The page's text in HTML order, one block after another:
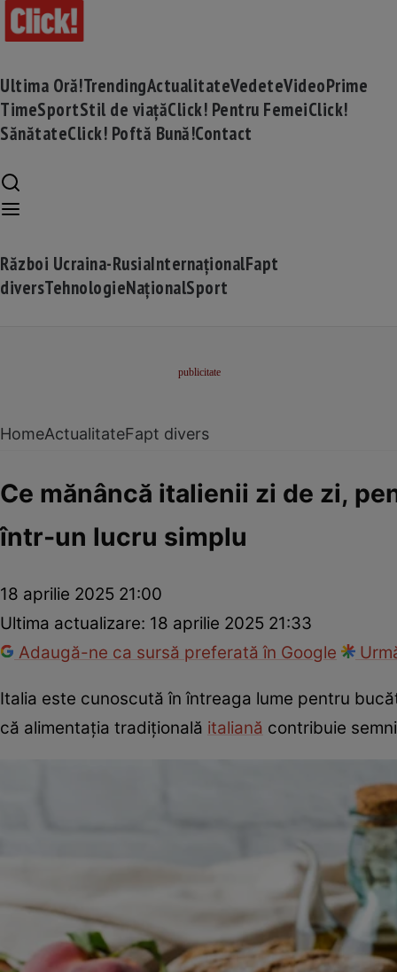
Ultima Oră!TrendingActualitateVedeteVideoPrime
TimeSportStil de viațăClick! Pentru FemeiClick!
SănătateClick! Poftă Bună!Contact
Război Ucraina-RusiaInternaționalFapt
diversTehnologieNaționalSport
HomeActualitateFapt divers
Ce mănâncă italienii zi de zi,
într-un lucru simplu
18 aprilie 2025 21:00
Ultima actualizare: 18 aprilie 2025 21:33
Adaugă-ne ca sursă preferată în Google
Italia este cunoscută în întreaga lume pentru
că alimentația tradițională italiană contribuie